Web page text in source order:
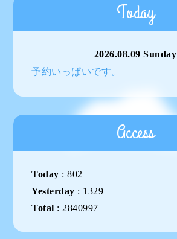
Today
2026.08.09 Sunday
予約いっぱいです。
Access
Today :802
Yesterday : 1329
Total : 2840997